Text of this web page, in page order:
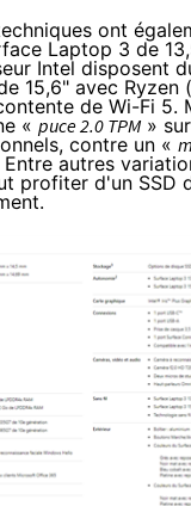
ont
Laptop 3 de
Intel disposent
15,6" avec Ryzen
de Wi-Fi 5.
« puce 2.0 TPM»
contre un «
autres
profiter d'un SSD